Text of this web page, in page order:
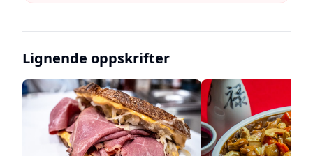
Lignende oppskrifter